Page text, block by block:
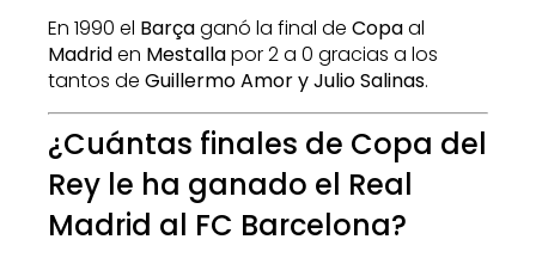
En 1990 el Barçaganó la final de Copaal
Madriden Mestallapor 2 a 0 gracias a los
tantos de Guillermo Amor y Julio Salinas.
¿Cuántas finales de Copa del
Rey le ha ganado el Real
Madrid al FC Barcelona?